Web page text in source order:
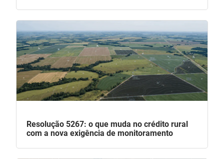
Resolução 5267: o que muda no crédito rural
com a nova exigência de monitoramento